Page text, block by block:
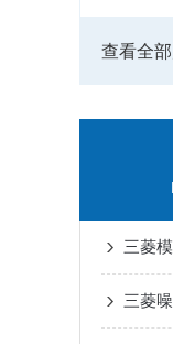
查看全
三菱
三菱